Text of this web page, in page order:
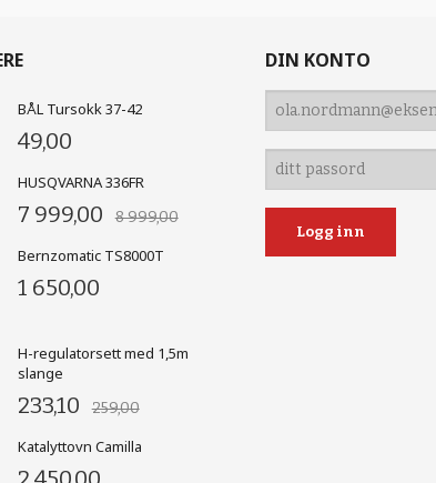
BÅL Tursokk 37-42
49,00
HUSQVARNA 336FR
7 999,00 8 999,00
Bernzomatic TS8000T
1 650,00
H-regulatorsett med 1,5m
slange
233,10 259,00
Katalyttovn Camilla
DIN KONTO